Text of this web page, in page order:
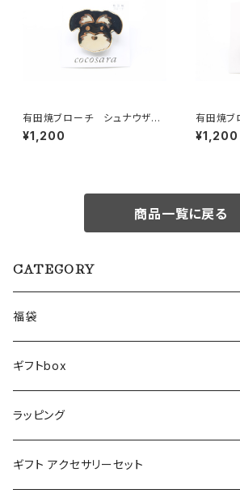
有田焼ブローチ シュナウザー
（ブラック×ベージュ×ゴールド）
¥1,200
有田焼
¥1,200
商品一覧に戻る
CATEGORY
福袋
ギフトbox
Lサイズ
Mサイズ
ラッピング
ギフト アクセサリーセット